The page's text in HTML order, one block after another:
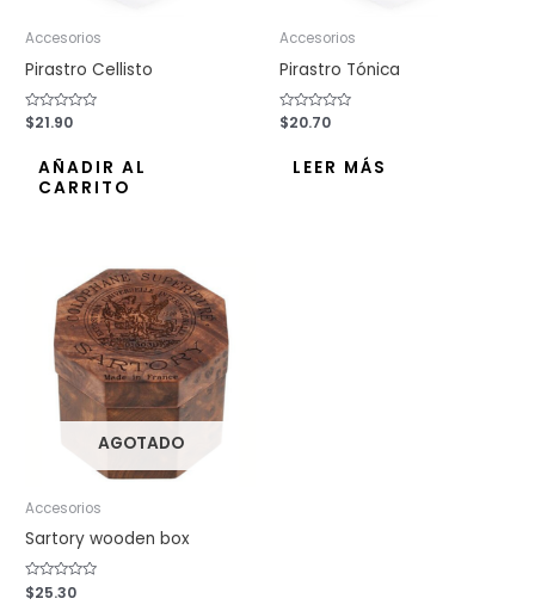
Accesorios
Pirastro Cellisto
Valorado
con
$21.90
AÑADIR AL
CARRITO
Accesorios
Pirastro Tónica
Valorado
con
$20.70
LEER MÁS
AGOTADO
Accesorios
Sartory wooden box
Valorado
con
$25.30